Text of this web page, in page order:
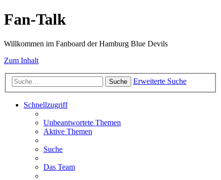
Fan-Talk
Willkommen im Fanboard der Hamburg Blue Devils
Zum Inhalt
Suche Erweiterte Suche
Schnellzugriff
Unbeantwortete Themen
Aktive Themen
Suche
Das Team